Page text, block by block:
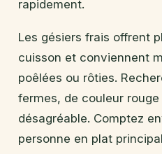
rapidement.
Les gésiers frais offrent
cuisson et conviennent
poêlées ou rôties.
fermes, de couleur
désagréable. Comptez
personne en plat